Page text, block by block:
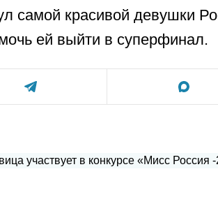
самой красивой девушки
ей выйти в суперфинал.